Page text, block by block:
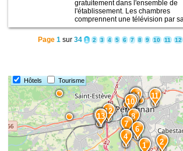
gratuitement dans l'ensemble de
l'établissement. Les chambres
comprennent une télévision par
Page 1sur 34 1 2 3 4 5 6 7 8 9 10 11 12
Hôtels Tourisme
15
14
13
12
11
10
9
8
7
6
4
2
1